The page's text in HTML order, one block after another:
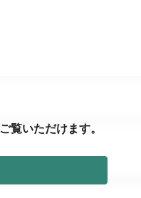
ご覧いただけます。